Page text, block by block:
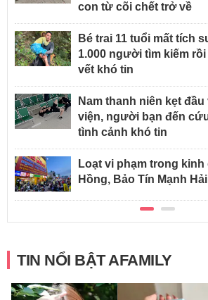
con từ cõi chết trở về
Bé trai 11 tuổi mất tích
1.000 người tìm kiếm
vết khó tin
Nam thanh niên kẹt
viện, người bạn đến
tình cảnh khó tin
Loạt vi phạm trong
Hồng, Bảo Tín Mạnh
TIN NỔI BẬT AFAMILY